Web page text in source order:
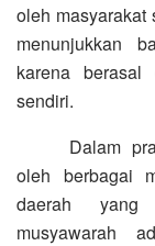
oleh masyarakat
menunjukkan
karena
sendiri.
Dalam
oleh berbagai
daerah yang
musyawarah